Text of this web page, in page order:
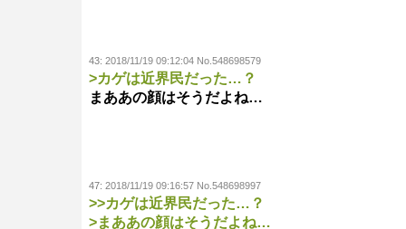
43: 2018/11/19 09:12:04 No.548698579
>カゲは近界民だった…？
まああの顔はそうだよね…
47: 2018/11/19 09:16:57 No.548698997
>>カゲは近界民だった…？
>まああの顔はそうだよね…